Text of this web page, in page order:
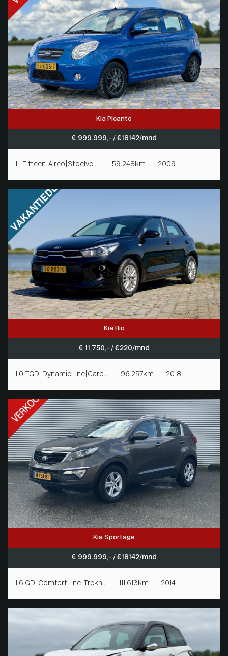
Kia Picanto
€ 999.999,- / € 18142/mnd
1.1 Fifteen|Airco|Stoelve... - 159.248km - 2009
Kia Rio
€ 11.750,- / € 220/mnd
1.0 TGDI DynamicLine|Carp... - 96.257km - 2018
Kia Sportage
€ 999.999,- / € 18142/mnd
1.6 GDI ComfortLine|Trekh... - 111.613km - 2014